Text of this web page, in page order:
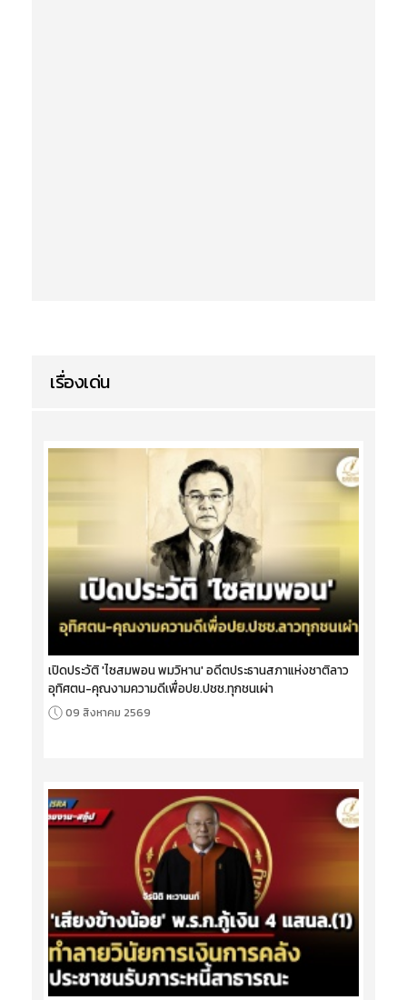
เรื่องเด่น
เปิดประวัติ 'ไซสมพอน พมวิหาน' อดีตประธานสภาแห่งชาติลาว
อุทิศตน-คุณงามความดีเพื่อปย.ปชช.ทุกชนเผ่า
09 สิงหาคม 2569